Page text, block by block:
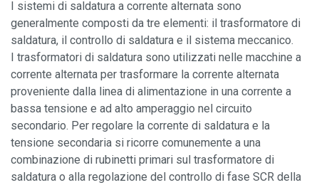
I sistemi di saldatura a corrente alternata sono
generalmente composti da tre elementi: il trasformatore di
saldatura, il controllo di saldatura e il sistema meccanico.
I trasformatori di saldatura sono utilizzati nelle macchine a
corrente alternata per trasformare la corrente alternata
proveniente dalla linea di alimentazione in una corrente a
bassa tensione e ad alto amperaggio nel circuito
secondario. Per regolare la corrente di saldatura e la
tensione secondaria si ricorre comunemente a una
combinazione di rubinetti primari sul trasformatore di
saldatura o alla regolazione del controllo di fase SCR della